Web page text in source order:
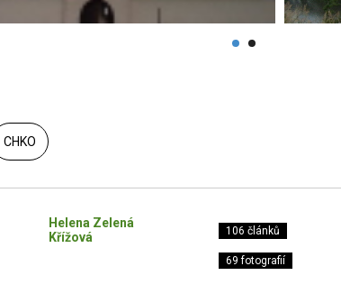
CHKO
Helena Zelená
Křížová
106 článků
69 fotografií